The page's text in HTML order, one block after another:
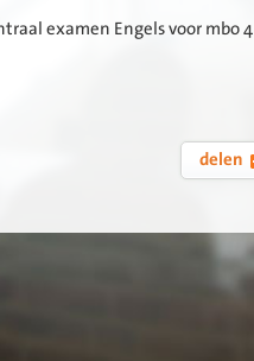
examen Engels voor mbo 4
delen